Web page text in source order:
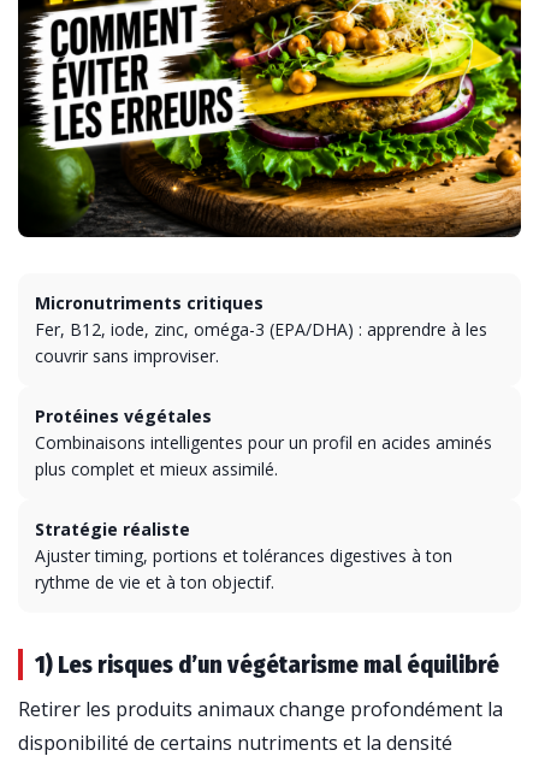
Micronutriments critiques
Fer, B12, iode, zinc, oméga-3 (EPA/DHA) : apprendre à les
couvrir sans improviser.
Protéines végétales
Combinaisons intelligentes pour un profil en acides aminés
plus complet et mieux assimilé.
Stratégie réaliste
Ajuster timing, portions et tolérances digestives à ton
rythme de vie et à ton objectif.
1) Les risques d’un végétarisme mal équilibré
Retirer les produits animaux change profondément la
disponibilité de certains nutriments et la densité